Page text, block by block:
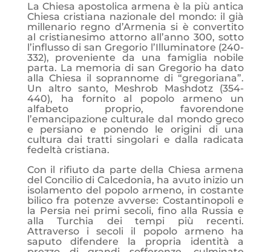
La Chiesa apostolica armena è la più antica
Chiesa cristiana nazionale del mondo: il già
millenario regno d’Armenia si è convertito
al cristianesimo attorno all’anno 300, sotto
l’influsso di san Gregorio l’Illuminatore (240-
332), proveniente da una famiglia nobile
parta. La memoria di san Gregorio ha dato
alla Chiesa il soprannome di “gregoriana”.
Un altro santo, Meshrob Mashdotz (354-
440), ha fornito al popolo armeno un
alfabeto proprio, favorendone
l’emancipazione culturale dal mondo greco
e persiano e ponendo le origini di una
cultura dai tratti singolari e dalla radicata
fedeltà cristiana.
Con il rifiuto da parte della Chiesa armena
del Concilio di Calcedonia, ha avuto inizio un
isolamento del popolo armeno, in costante
bilico fra potenze avverse: Costantinopoli e
la Persia nei primi secoli, fino alla Russia e
alla Turchia dei tempi più recenti.
Attraverso i secoli il popolo armeno ha
saputo difendere la propria identità a